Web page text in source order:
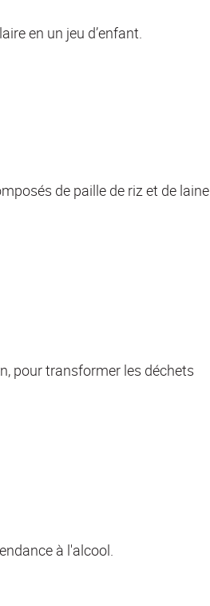
en un jeu d’enfant.
de paille de riz et de laine
pour transformer les déchets
à l'alcool.